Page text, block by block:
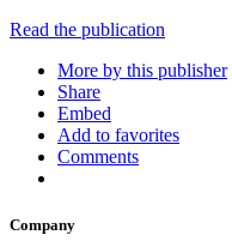
Read the publication
More by this publisher
Share
Embed
Add to favorites
Comments
Company